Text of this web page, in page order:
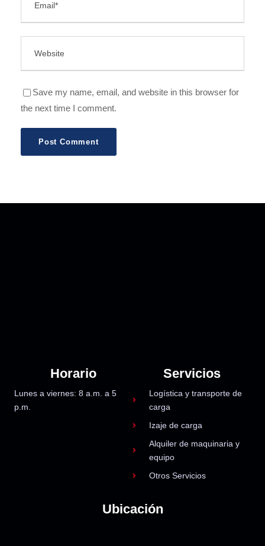
Save my name, email, and website in this browser for
the next time I comment.
Horario
Lunes a viernes: 8 a.m. a 5
p.m.
Servicios
Logística y transporte de
carga
Izaje de carga
Alquiler de maquinaria y
equipo
Otros Servicios
Ubicación